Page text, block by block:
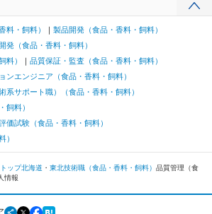
料・飼料）
製品開発（食品・香料・飼料）
発（食品・香料・飼料）
料）
品質保証・監査（食品・香料・飼料）
ンエンジニア（食品・香料・飼料）
系サポート職）（食品・香料・飼料）
飼料）
価試験（食品・香料・飼料）
）
ップ北海道 東北技術職（食品・香料・飼料） 品質管理（食
情報